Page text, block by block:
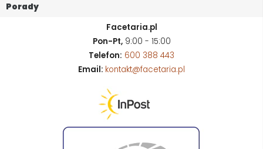
Porady
Facetaria.pl
Pon-Pt,9:00 - 15:00
Telefon: 600 388 443
Email: kontakt@facetaria.pl